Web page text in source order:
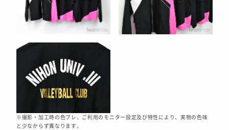
※撮影・加工時の色ブレ、ご利用のモニター設定及び特性により、実物の色味
と少なからず異なります。